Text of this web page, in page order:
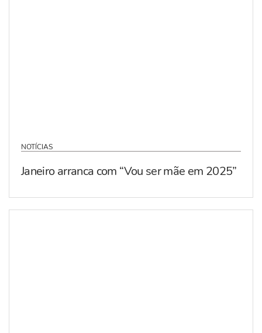
NOTÍCIAS
Janeiro arranca com “Vou ser mãe em 2025”